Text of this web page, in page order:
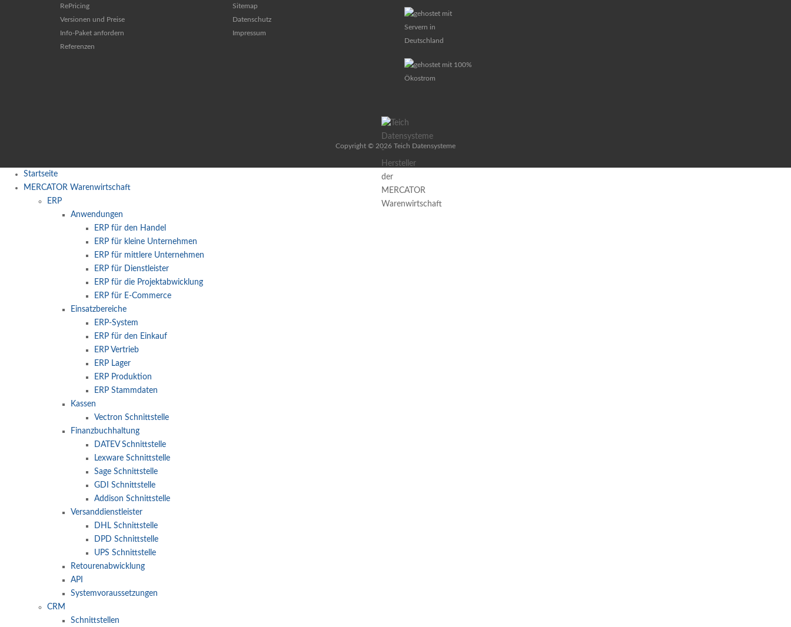
RePricing
Versionen und Preise
Info-Paket anfordern
Referenzen
Sitemap
Datenschutz
Impressum
Copyright © 2026 Teich Datensysteme
Startseite
MERCATOR Warenwirtschaft
ERP
Anwendungen
ERP für den Handel
ERP für kleine Unternehmen
ERP für mittlere Unternehmen
ERP für Dienstleister
ERP für die Projektabwicklung
ERP für E-Commerce
Einsatzbereiche
ERP-System
ERP für den Einkauf
ERP Vertrieb
ERP Lager
ERP Produktion
ERP Stammdaten
Kassen
Vectron Schnittstelle
Finanzbuchhaltung
DATEV Schnittstelle
Lexware Schnittstelle
Sage Schnittstelle
GDI Schnittstelle
Addison Schnittstelle
Versanddienstleister
DHL Schnittstelle
DPD Schnittstelle
UPS Schnittstelle
Retourenabwicklung
API
Systemvoraussetzungen
CRM
Schnittstellen